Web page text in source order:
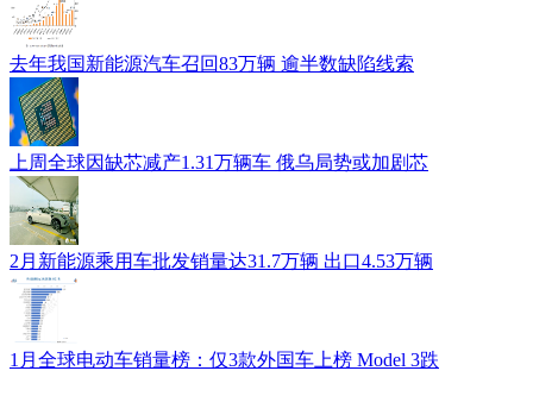
去年我国新能源汽车召回83万辆 逾半数缺陷线索
上周全球因缺芯减产1.31万辆车 俄乌局势或加剧芯
2月新能源乘用车批发销量达31.7万辆 出口4.53万辆
1月全球电动车销量榜：仅3款外国车上榜 Model 3跌